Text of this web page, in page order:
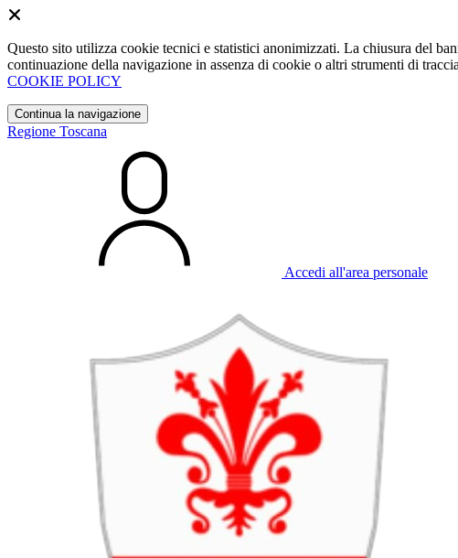
Questo sito utilizza cookie tecnici e statistici anonimizzati. La chiusura del
continuazione della navigazione in assenza di cookie o altri strumenti di
COOKIE POLICY
Continua la navigazione
Regione Toscana
Accedi all'area personale